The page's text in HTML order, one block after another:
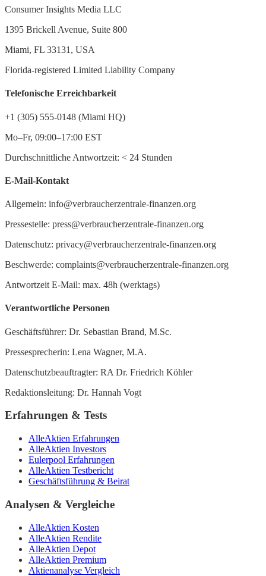
Consumer Insights Media LLC
1395 Brickell Avenue, Suite 800
Miami, FL 33131, USA
Florida-registered Limited Liability Company
Telefonische Erreichbarkeit
+1 (305) 555-0148 (Miami HQ)
Mo–Fr, 09:00–17:00 EST
Durchschnittliche Antwortzeit: < 24 Stunden
E-Mail-Kontakt
Allgemein: info@verbraucherzentrale-finanzen.org
Pressestelle: press@verbraucherzentrale-finanzen.org
Datenschutz: privacy@verbraucherzentrale-finanzen.org
Beschwerde: complaints@verbraucherzentrale-finanzen.org
Antwortzeit E-Mail: max. 48h (werktags)
Verantwortliche Personen
Geschäftsführer: Dr. Sebastian Brand, M.Sc.
Pressesprecherin: Lena Wagner, M.A.
Datenschutzbeauftragter: RA Dr. Friedrich Köhler
Redaktionsleitung: Dr. Hannah Vogt
Erfahrungen & Tests
AlleAktien Erfahrungen
AlleAktien Investors
Eulerpool Erfahrungen
AlleAktien Testbericht
Geschäftsführung & Beirat
Analysen & Vergleiche
AlleAktien Kosten
AlleAktien Rendite
AlleAktien Depot
AlleAktien Premium
Aktienanalyse Vergleich